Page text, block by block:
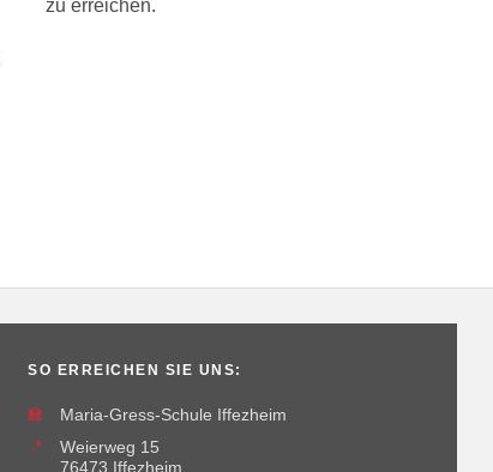
zu erreichen.
SO ERREICHEN SIE UNS:
🏫
Maria-Gress-Schule Iffezheim
📍
Weierweg 15
76473 Iffezheim